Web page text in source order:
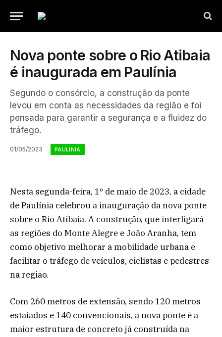
Nova ponte sobre o Rio Atibaia
é inaugurada em Paulínia
Segundo o consórcio, a construção da ponte
levou em conta as necessidades da região e foi
pensada para garantir a segurança e a fluidez do
tráfego.
01/05/2023 PAULINIA
Nesta segunda-feira, 1º de maio de 2023, a cidade
de Paulínia celebrou a inauguração da nova ponte
sobre o Rio Atibaia. A construção, que interligará
as regiões do Monte Alegre e João Aranha, tem
como objetivo melhorar a mobilidade urbana e
facilitar o tráfego de veículos, ciclistas e pedestres
na região.
Com 260 metros de extensão, sendo 120 metros
estaiados e 140 convencionais, a nova ponte é a
maior estrutura de concreto já construída na